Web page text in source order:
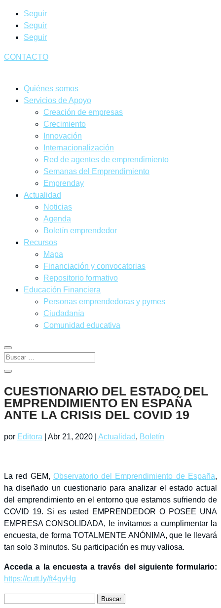
Seguir
Seguir
Seguir
CONTACTO
Quiénes somos
Servicios de Apoyo
Creación de empresas
Crecimiento
Innovación
Internacionalización
Red de agentes de emprendimiento
Semanas del Emprendimiento
Emprenday
Actualidad
Noticias
Agenda
Boletín emprendedor
Recursos
Mapa
Financiación y convocatorias
Repositorio formativo
Educación Financiera
Personas emprendedoras y pymes
Ciudadanía
Comunidad educativa
CUESTIONARIO DEL ESTADO DEL
EMPRENDIMIENTO EN ESPAÑA
ANTE LA CRISIS DEL COVID 19
por Editora Abr 21, 2020 Actualidad, Boletín
La red GEM, Observatorio del Emprendimiento de España,
ha diseñado un cuestionario para analizar el estado actual
del emprendimiento en el entorno que estamos sufriendo de
COVID 19. Si es usted EMPRENDEDOR O POSEE UNA
EMPRESA CONSOLIDADA, le invitamos a cumplimentar la
encuesta, de forma TOTALMENTE ANÓNIMA, que le llevará
tan solo 3 minutos. Su participación es muy valiosa.
Acceda a la encuesta a través del siguiente formulario:
https://cutt.ly/ft4qvHg